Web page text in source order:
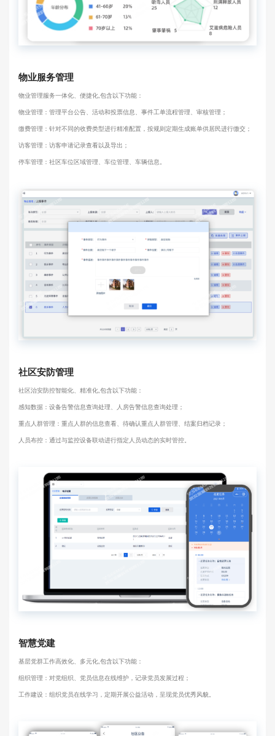
物业服务管理
物业管理服务一体化、便捷化,包含以下功能：
物业管理：管理平台公告、活动和投票信息、事件工单流程管理、审核管理；
缴费管理：针对不同的收费类型进行精准配置，按规则定期生成账单供居民进行缴交；
访客管理：访客申请记录查看以及导出；
停车管理：社区车位区域管理、车位管理、车辆信息。
社区安防管理
社区治安防控智能化、精准化,包含以下功能：
感知数据：设备告警信息查询处理、人房告警信息查询处理；
重点人群管理：重点人群的信息查看、待确认重点人群管理、结案归档记录；
人员布控：通过与监控设备联动进行指定人员动态的实时管控。
智慧党建
基层党群工作高效化、多元化,包含以下功能：
组织管理：对党组织、党员信息在线维护，记录党员发展过程；
工作建设：组织党员在线学习，定期开展公益活动，呈现党员优秀风貌。